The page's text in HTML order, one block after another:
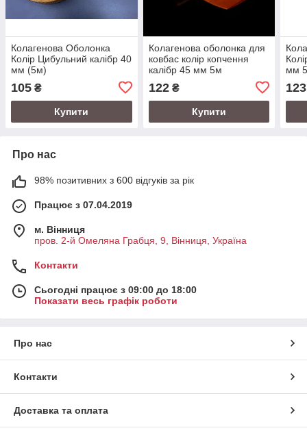
Колагенова Оболонка
Колір Цибульний калібр 40
мм (5м)
105 ₴
Купити
Колагенова оболонка для
ковбас колір копчення
калібр 45 мм 5м
122₴
Купити
мм
123
Про нас
98% позитивних з 600 відгуків за рік
Працює з 07.04.2019
м. Вінниця
пров. 2-й Омеляна Грабця, 9, Вінниця, Україна
Контакти
Сьогодні працює з 09:00 до 18:00
Показати весь графік роботи
Про нас
Контакти
Доставка та оплата